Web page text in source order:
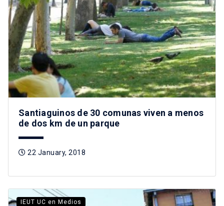
Santiaguinos de 30 comunas viven a menos
de dos km de un parque
22 January, 2018
IEUT UC en Medios